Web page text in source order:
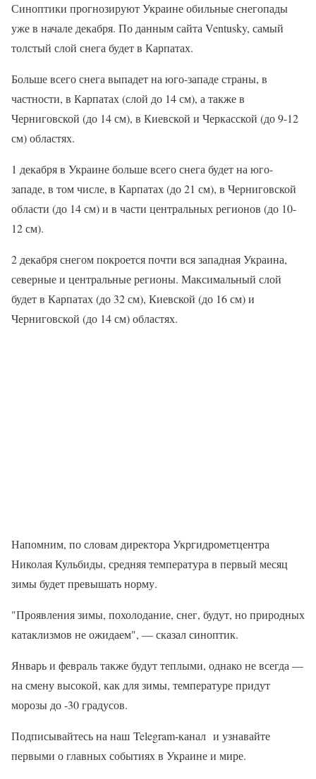
Синоптики прогнозируют Украине обильные снегопады
уже в начале декабря. По данным сайта Ventusky, самый
толстый слой снега будет в Карпатах.
Больше всего снега выпадет на юго-западе страны, в
частности, в Карпатах (слой до 14 см), а также в
Черниговской (до 14 см), в Киевской и Черкасской (до 9-12
см) областях.
1 декабря в Украине больше всего снега будет на юго-
западе, в том числе, в Карпатах (до 21 см), в Черниговской
области (до 14 см) и в части центральных регионов (до 10-
12 см).
2 декабря снегом покроется почти вся западная Украина,
северные и центральные регионы. Максимальный слой
будет в Карпатах (до 32 см), Киевской (до 16 см) и
Черниговской (до 14 см) областях.
Напомним, по словам директора Укргидрометцентра
Николая Кульбиды, средняя температура в первый месяц
зимы будет превышать норму.
"Проявления зимы, похолодание, снег, будут, но природных
катаклизмов не ожидаем", — сказал синоптик.
Январь и февраль также будут теплыми, однако не всегда —
на смену высокой, как для зимы, температуре придут
морозы до -30 градусов.
Подписывайтесь на наш Telegram-канал и узнавайте
первыми о главных событиях в Украине и мире.